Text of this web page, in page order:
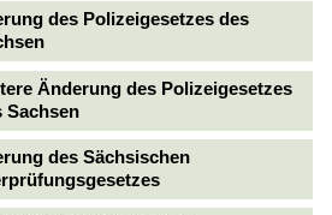
des Polizeigesetzes des
Änderung des Polizeigesetzes
Sachsen
des Sächsischen